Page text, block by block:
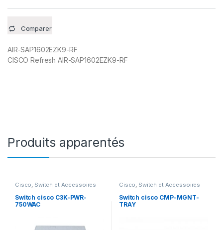
Comparer
AIR-SAP1602EZK9-RF
CISCO Refresh AIR-SAP1602EZK9-RF
Produits apparentés
Cisco, Switch et Accessoires
Switch cisco C3K-PWR-
750WAC
Cisco, Switch et Accessoires
Switch cisco CMP-MGNT-
TRAY